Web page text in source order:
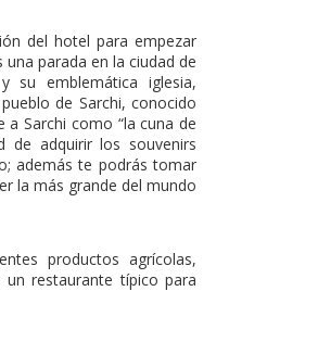
del hotel para empezar
parada en la ciudad de
su emblemática iglesia,
de Sarchi, conocido
Sarchi como “la cuna de
de adquirir los souvenirs
además te podrás tomar
la más grande del mundo
productos agrícolas,
restaurante típico para